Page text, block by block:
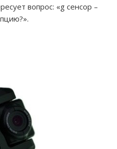
вопрос: «g сенсор –